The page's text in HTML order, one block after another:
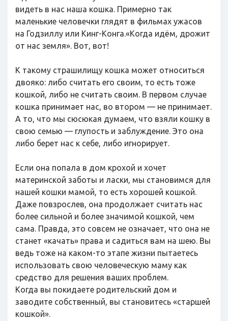
видеть в нас наша кошка. Примерно так
маленькие человечки глядят в фильмах ужасов
на Годзиллу или Кинг-Конга.«Когда идём, дрожит
от нас земля». Вот, вот!
К такому страшилищу кошка может относиться
двояко: либо считать его своим, то есть тоже
кошкой, либо не считать своим. В первом случае
кошка принимает нас, во втором — не принимает.
А то, что мы сюсюкая думаем, что взяли кошку в
свою семью — глупость и заблуждение. Это она
либо берет нас к себе, либо игнорирует.
Если она попала в дом крохой и хочет
материнской заботы и ласки, мы становимся для
нашей кошки мамой, то есть хорошей кошкой.
Даже повзрослев, она продолжает считать нас
более сильной и более значимой кошкой, чем
сама. Правда, это совсем не означает, что она не
станет «качать» права и садиться вам на шею. Вы
ведь тоже на каком-то этапе жизни пытаетесь
использовать свою человеческую маму как
средство для решения ваших проблем.
Когда вы покидаете родительский дом и
заводите собственный, вы становитесь «старшей
кошкой».